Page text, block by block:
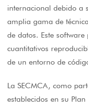
internacional debido a
amplia gama de
de datos. Este
cuantitativos
de un entorno de
La SECMCA, como
establecidos en su